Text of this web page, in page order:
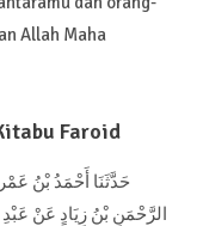
Allah Maha
Faroid
الرَّحْمَنِ بْنُ زِيَادٍ عَنْ